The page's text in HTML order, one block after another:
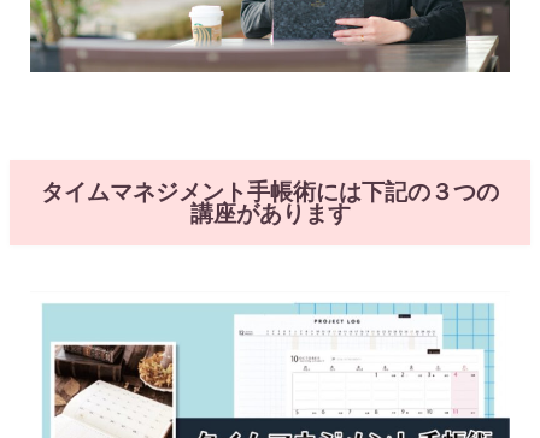
タイムマネジメント手帳術には下記の３つの
講座があります